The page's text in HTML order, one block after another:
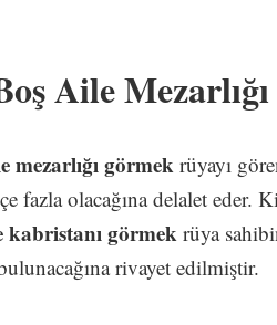
Aile
mezarlığı görmekrüyayı
fazla olacağına delalet eder.
kabristanı görmekrüya
rivayet edilmiştir.